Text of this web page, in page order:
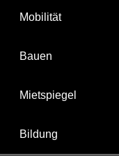
Mobilität
Bauen
Mietspiegel
Bildung